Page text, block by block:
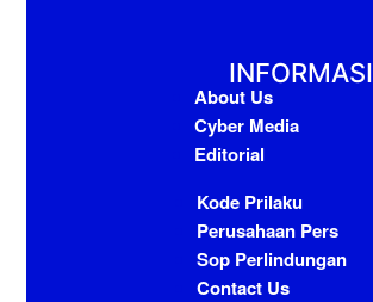
INFORMASI
About Us
Cyber Media
Editorial
Kode Prilaku
Perusahaan Pers
Sop Perlindungan
Contact Us